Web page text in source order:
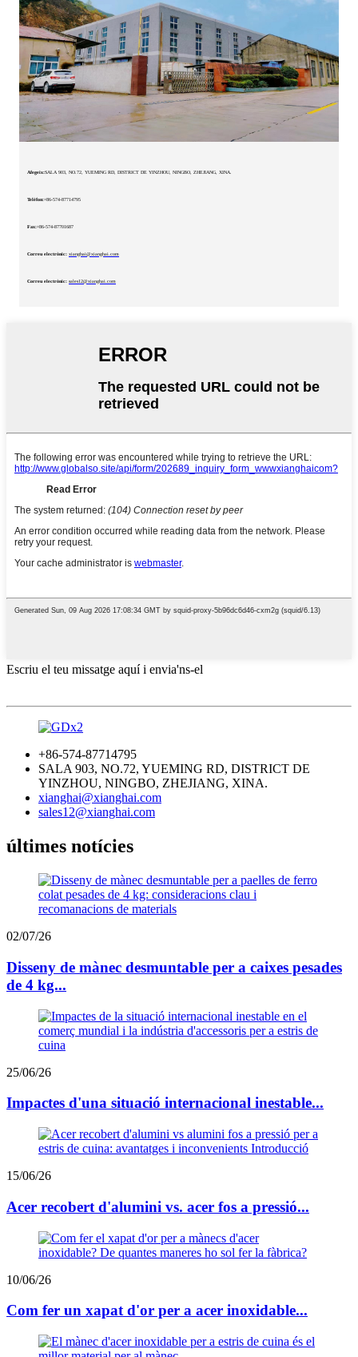
Afegeix:SALA 903, NO.72, YUEMING RD, DISTRICT DE YINZHOU, NINGBO, ZHEJIANG, XINA.
Telèfon:+86-574-87714795
Fax:+86-574-87701687
Correu electrònic: xianghai@xianghai.com
Correu electrònic: sales12@xianghai.com
Escriu el teu missatge aquí i envia'ns-el
+86-574-87714795
SALA 903, NO.72, YUEMING RD, DISTRICT DE
YINZHOU, NINGBO, ZHEJIANG, XINA.
xianghai@xianghai.com
sales12@xianghai.com
últimes notícies
02/07/26
Disseny de mànec desmuntable per a caixes pesades
de 4 kg...
25/06/26
Impactes d'una situació internacional inestable...
15/06/26
Acer recobert d'alumini vs. acer fos a pressió...
10/06/26
Com fer un xapat d'or per a acer inoxidable...